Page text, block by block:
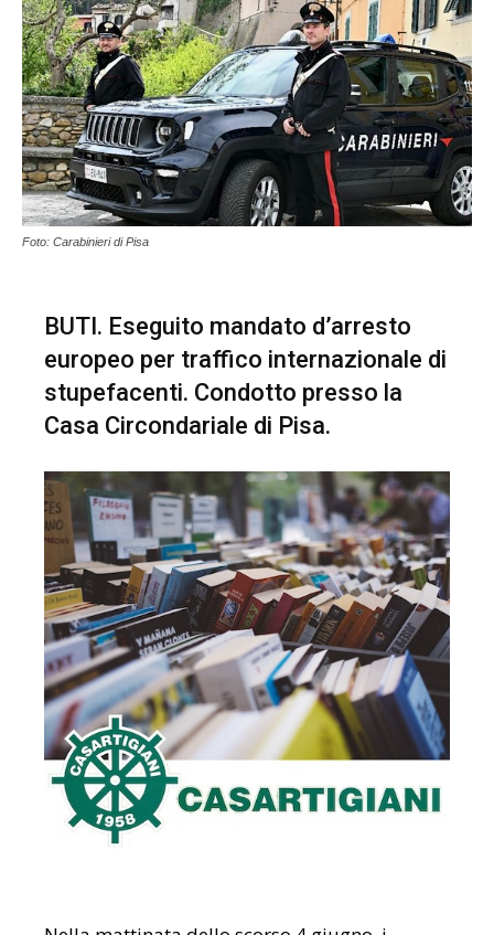
Foto: Carabinieri di Pisa
BUTI. Eseguito mandato d’arresto
europeo per traffico internazionale di
stupefacenti. Condotto presso la
Casa Circondariale di Pisa.